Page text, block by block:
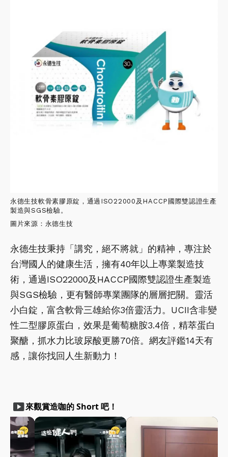
永德生技軟骨素膠原錠，通過ISO22000及HACCP國際雙認證生產
製造與SGS檢驗。
圖片來源：永德生技
永德生技秉持「講究，絕不將就」的精神，專注於
台灣國人的健康生活，擁有40年以上專業製造技
術，通過ISO22000及HACCP國際雙認證生產製造
與SGS檢驗，更有醫師專業團隊的層層把關。靈活
小白錠，富含軟骨三雄給你3倍靈活力。UCII含非變
性二型膠原蛋白，效果是葡萄糖胺3.4倍，精萃蛋白
聚醣，抓水力比玻尿酸更勝70倍。網友評鑑14天有
感，讓你找回人生新動力！
smart_display來觀賞造咖的 Short 吧！